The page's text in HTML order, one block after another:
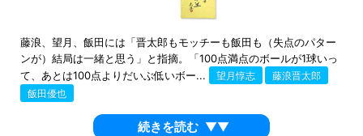
藤浪、望月、飯田には「晋太郎もモッチーも飯田も（失点のパター
ンが）結局は一緒と思う」と指摘。「100点満点のボールが1球いっ
て、あとは100点よりだいぶ低いボー...
望月惇志
藤浪晋太郎
飯田優也
続きを読む ▼▼